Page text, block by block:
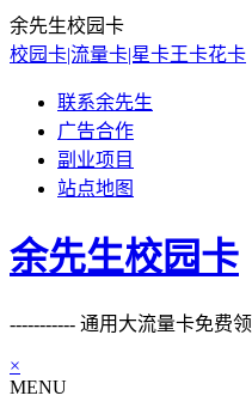
余先生校园卡
校园卡|流量卡|星卡王卡花卡
联系余先生
广告合作
副业项目
站点地图
余先生校园卡
----------- 通用大流量卡免费领
×
MENU